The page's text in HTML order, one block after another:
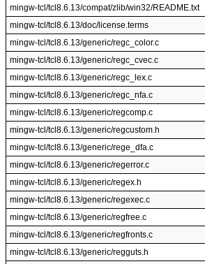
mingw-tcl/tcl8.6.13/compat/zlib/win32/README.txt
mingw-tcl/tcl8.6.13/doc/license.terms
mingw-tcl/tcl8.6.13/generic/regc_color.c
mingw-tcl/tcl8.6.13/generic/regc_cvec.c
mingw-tcl/tcl8.6.13/generic/regc_lex.c
mingw-tcl/tcl8.6.13/generic/regc_nfa.c
mingw-tcl/tcl8.6.13/generic/regcomp.c
mingw-tcl/tcl8.6.13/generic/regcustom.h
mingw-tcl/tcl8.6.13/generic/rege_dfa.c
mingw-tcl/tcl8.6.13/generic/regerror.c
mingw-tcl/tcl8.6.13/generic/regex.h
mingw-tcl/tcl8.6.13/generic/regexec.c
mingw-tcl/tcl8.6.13/generic/regfree.c
mingw-tcl/tcl8.6.13/generic/regfronts.c
mingw-tcl/tcl8.6.13/generic/regguts.h